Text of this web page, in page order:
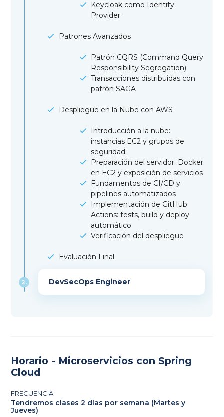
Keycloak como Identity
Provider
Patrones Avanzados
Patrón CQRS (Command Query
Responsibility Segregation)
Transacciones distribuidas con
patrón SAGA
Despliegue en la Nube con AWS
Introducción a la nube:
instancias EC2 y grupos de
seguridad
Preparación del servidor: Docker
en EC2 y exposición de servicios
Fundamentos de CI/CD y
pipelines automatizados
Implementación de GitHub
Actions: tests, build y deploy
automático
Verificación del despliegue
Evaluación Final
2. DevSecOps Engineer
Horario - Microservicios con Spring
Cloud
FRECUENCIA:
Tendremos clases 2 días por semana (Martes y
Jueves)